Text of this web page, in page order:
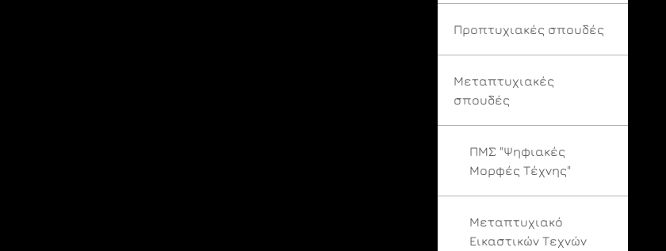
Προπτυχιακές σπουδές
Μεταπτυχιακές
σπουδές
ΠΜΣ "Ψηφιακές
Μορφές Τέχνης"
Μεταπτυχιακό
Εικαστικών Τεχνών